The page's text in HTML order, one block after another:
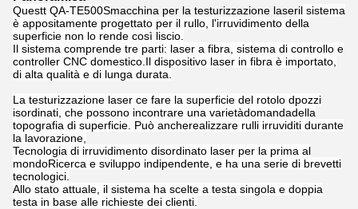
Questt QA-TE500Smacchina per la testurizzazione laseril sistema
è appositamente progettato per il rullo, l'irruvidimento della
superficie non lo rende così liscio.
Il sistema comprende tre parti: laser a fibra, sistema di controllo e
controller CNC domestico.Il dispositivo laser in fibra è importato,
di alta qualità e di lunga durata.
La testurizzazione laser ce fare la superficie del rotolo dpozzi
isordinati, che possono incontrare una varietàdomandadella
topografia di superficie. Può ancherealizzare rulli irruviditi durante
la lavorazione,
Tecnologia di irruvidimento disordinato laser per la prima al
mondoRicerca e sviluppo indipendente, e ha una serie di brevetti
tecnologici.
Allo stato attuale, il sistema ha scelte a testa singola e doppia
testa in base alle richieste dei clienti.